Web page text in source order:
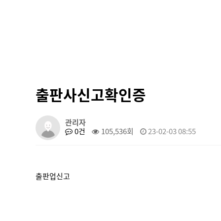
출판사신고확인증
관리자
0건
105,536회 23-02-03 08:55
출판업신고